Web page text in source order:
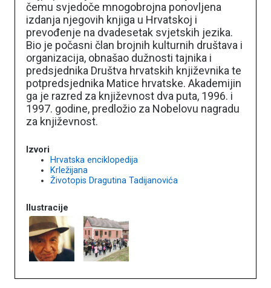
čemu svjedoče mnogobrojna ponovljena
izdanja njegovih knjiga u Hrvatskoj i
prevođenje na dvadesetak svjetskih jezika.
Bio je počasni član brojnih kulturnih društava i
organizacija, obnašao dužnosti tajnika i
predsjednika Društva hrvatskih književnika te
potpredsjednika Matice hrvatske. Akademijin
ga je razred za književnost dva puta, 1996. i
1997. godine, predložio za Nobelovu nagradu
za književnost.
Izvori
Hrvatska enciklopedija
Krležijana
Životopis Dragutina Tadijanovića
Ilustracije